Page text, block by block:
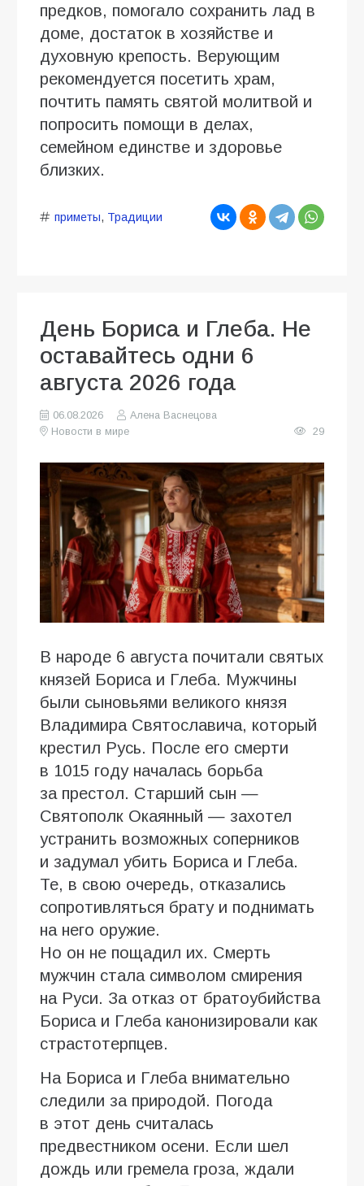
предков, помогало сохранить лад в
доме, достаток в хозяйстве и
духовную крепость. Верующим
рекомендуется посетить храм,
почтить память святой молитвой и
попросить помощи в делах,
семейном единстве и здоровье
близких.
приметы, Традиции
День Бориса и Глеба. Не
оставайтесь одни 6
августа 2026 года
06.08.2026
Алена Васнецова
Новости в мире
29
В народе 6 августа почитали святых
князей Бориса и Глеба. Мужчины
были сыновьями великого князя
Владимира Святославича, который
крестил Русь. После его смерти
в 1015 году началась борьба
за престол. Старший сын —
Святополк Окаянный — захотел
устранить возможных соперников
и задумал убить Бориса и Глеба.
Те, в свою очередь, отказались
сопротивляться брату и поднимать
на него оружие.
Но он не пощадил их. Смерть
мужчин стала символом смирения
на Руси. За отказ от братоубийства
Бориса и Глеба канонизировали как
страстотерпцев.
На Бориса и Глеба внимательно
следили за природой. Погода
в этот день считалась
предвестником осени. Если шел
дождь или гремела гроза, ждали